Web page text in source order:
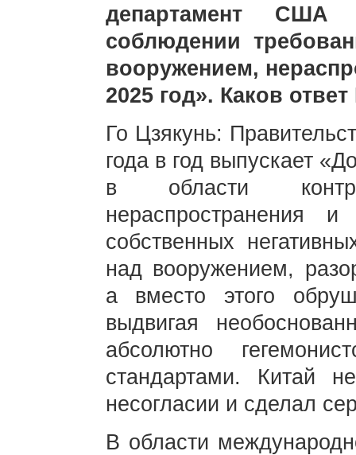
департамент США
соблюдении
вооружением,
2025 год». Каков
Го Цзякунь:
года в год выпускает
в области
нераспространения
собственных
над вооружением,
а вместо этого
выдвигая
абсолютно
стандартами. Китай
несогласии и сделал
В области